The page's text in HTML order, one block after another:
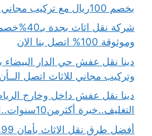
بخصم 100ريال مع تركيب مجاني للعفش
شركة نقل
وموثوقة 100% اتصل بنا الان
وتركيب مجاني للاثاث اتصل الــأن
التغليف..خبرة أكثرمن10سنوات..اتصل بنا